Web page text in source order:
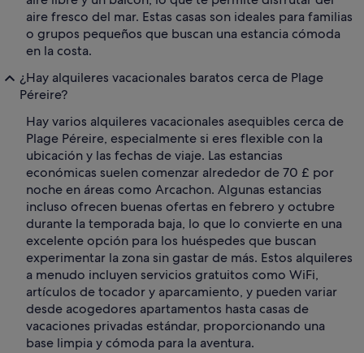
aire fresco del mar. Estas casas son ideales para familias
o grupos pequeños que buscan una estancia cómoda
en la costa.
¿Hay alquileres vacacionales baratos cerca de Plage
Péreire?
Hay varios alquileres vacacionales asequibles cerca de
Plage Péreire, especialmente si eres flexible con la
ubicación y las fechas de viaje. Las estancias
económicas suelen comenzar alrededor de 70 £ por
noche en áreas como Arcachon. Algunas estancias
incluso ofrecen buenas ofertas en febrero y octubre
durante la temporada baja, lo que lo convierte en una
excelente opción para los huéspedes que buscan
experimentar la zona sin gastar de más. Estos alquileres
a menudo incluyen servicios gratuitos como WiFi,
artículos de tocador y aparcamiento, y pueden variar
desde acogedores apartamentos hasta casas de
vacaciones privadas estándar, proporcionando una
base limpia y cómoda para la aventura.